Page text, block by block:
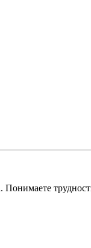
Понимаете